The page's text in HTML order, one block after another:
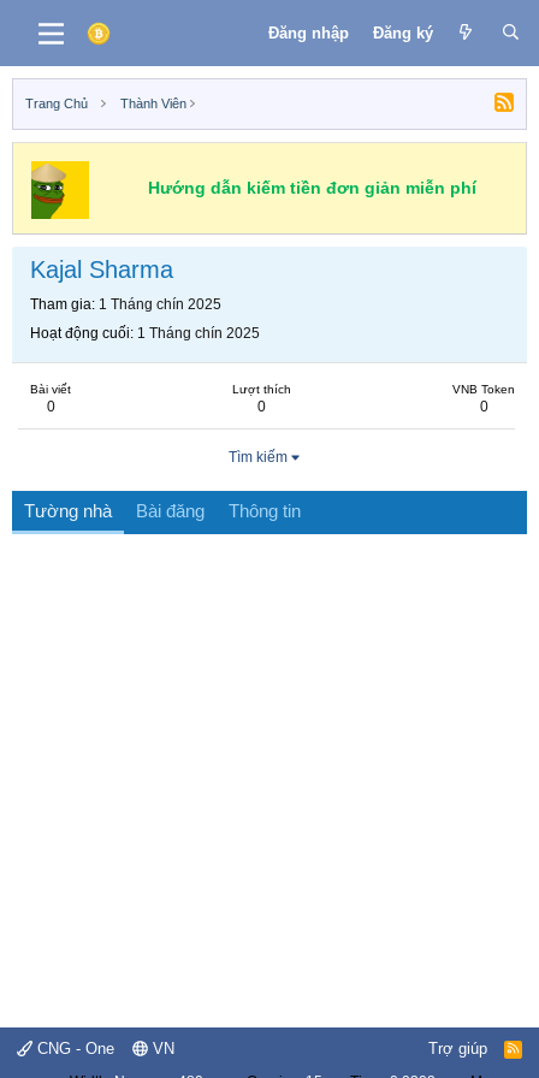
Đăng nhập Đăng ký
Trang Chủ Thành Viên
Hướng dẫn kiếm tiền đơn giản miễn phí
Kajal Sharma
Tham gia 1 Tháng chín 2025
Hoạt động cuối 1 Tháng chín 2025
Bài viết
0
Lượt thích
0
VNB Token
0
Tìm kiếm
Tường nhà Bài đăng Thông tin
CNG - One VN Trợ giúp
R